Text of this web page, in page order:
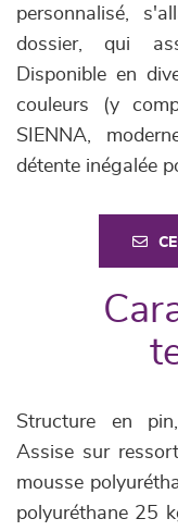
personnalisé,
dossier, qui
Disponible en
couleurs (y
SIENNA,
détente inégalée
Structure en
Assise sur
mousse
polyuréthane 25